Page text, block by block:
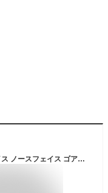
【SALE Max30%OFF】ザ・ノース・フェイス ノースフェイス ゴアテックスハット THE NORTH FACE GORE-TEX HAT メンズ レディース ユニセックス NN02304 ハット つば広 紫外線対策 帽子 防水 ゴアテックス トレッキング 旅行 キャンプ アウトドア